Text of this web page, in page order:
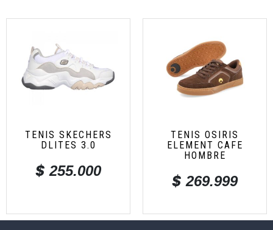
TENIS SKECHERS
DLITES 3.0
$ 255.000
TENIS OSIRIS
ELEMENT CAFE
HOMBRE
$ 269.999